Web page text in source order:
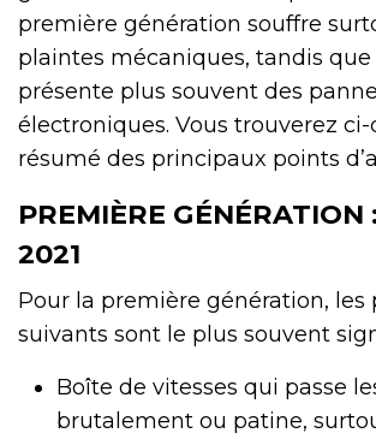
première génération souffre
plaintes mécaniques, tandis
présente plus souvent des
électroniques. Vous trouverez ci-
résumé des principaux points
PREMIÈRE GÉNÉRATION
2021
Pour la première génération, les
suivants sont le plus souvent
Boîte de vitesses qui passe
brutalement ou patine,